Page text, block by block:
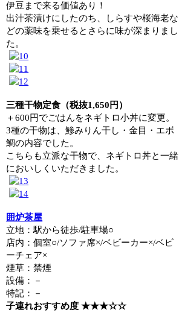
伊豆まで来る価値あり！
出汁茶漬けにしたのち、しらすや桜海老な
どの薬味を乗せるとさらに味が深まりまし
た。
三種干物定食（税抜1,650円）
＋600円でごはんをネギトロ小丼に変更。
3種の干物は、鯵みりん干し・金目・エボ
鯛の内容でした。
こちらも立派な干物で、ネギトロ丼と一緒
においしくいただきました。
囲炉茶屋
立地：駅から徒歩/駐車場○
店内：個室○/ソファ席×/ベビーカー×/ベビ
ーチェア×
煙草：禁煙
設備：－
特記：－
子連れおすすめ度 ★★★☆☆